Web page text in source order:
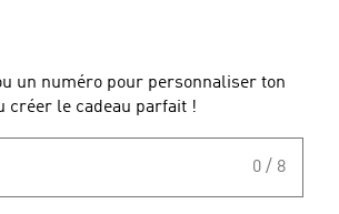
un numéro pour personnaliser ton
créer le cadeau parfait !
0 / 8